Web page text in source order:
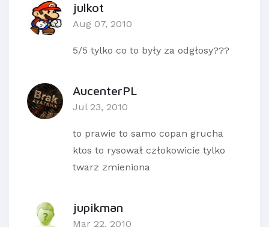
julkot
Aug 07, 2010
5/5 tylko co to były za odgłosy???
AucenterPL
Jul 23, 2010
to prawie to samo copan grucha
ktos to rysował człokowicie tylko
twarz zmieniona
jupikman
Mar 22, 2010